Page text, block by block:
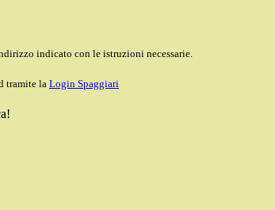
indicato con le istruzioni necessarie.
tramite la Login Spaggiari